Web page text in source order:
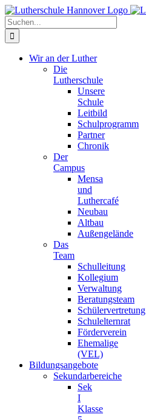
Zum
Inhalt
springen
Facebook
X
Instagram
Pinterest
Suche
nach:
Wir an der Luther
Die
Lutherschule
Unsere
Schule
Leitbild
Schulprogramm
Partner
Chronik
Der
Campus
Mensa
und
Luthercafé
Neubau
Altbau
Außengelände
Das
Team
Schulleitung
Kollegium
Verwaltung
Beratungsteam
Schülervertretung
Schulelternrat
Förderverein
Ehemalige
(VEL)
Bildungsangebote
Sekundarbereiche
Sek
I
Klasse